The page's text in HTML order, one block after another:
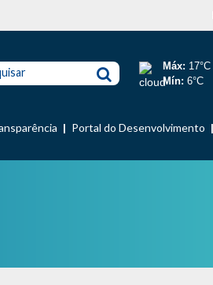
Máx: 17°C
Mín: 6°C
Portal do Desenvolvimento